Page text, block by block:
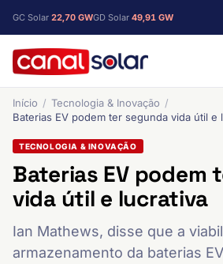
GC Solar 22,70 GWGD Solar 49,91 GW
Início
Tecnologia & Inovação
Baterias EV podem ter segunda vida útil e
TECNOLOGIA & INOVAÇÃO
Baterias EV podem
vida útil e lucrativa
Ian Mathews, disse que a
armazenamento da baterias